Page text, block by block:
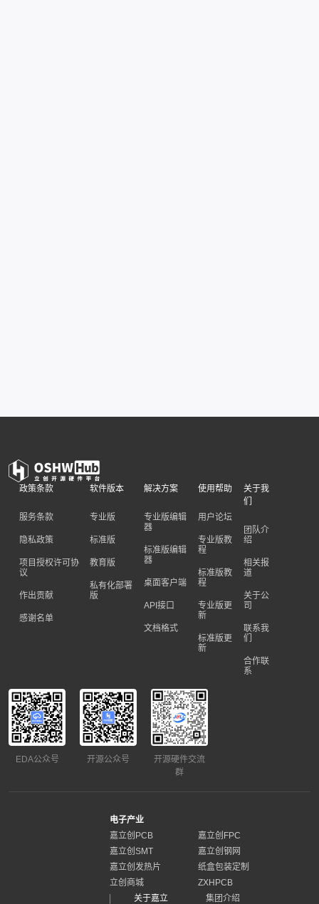
政策条款
服务条款
隐私政策
项目授权许可协
议
作出贡献
感谢名单
软件版本
专业版
标准版
教育版
私有化部署
版
解决方案
专业版编辑
器
标准版编辑
器
桌面客户端
API接口
文档格式
使用帮助
用户论坛
专业版教
程
标准版教
程
专业版更
新
标准版更
新
关于我
们
团队介
绍
相关报
道
关于公
司
联系我
们
合作联
系
EDA公众号 开源公众号
开源硬件交流
群
电子产业
嘉立创PCB
嘉立创FPC
嘉立创SMT
嘉立创钢网
嘉立创发热片
纸盒包装定制
立创商城
ZXHPCB
关于嘉立
集团介绍